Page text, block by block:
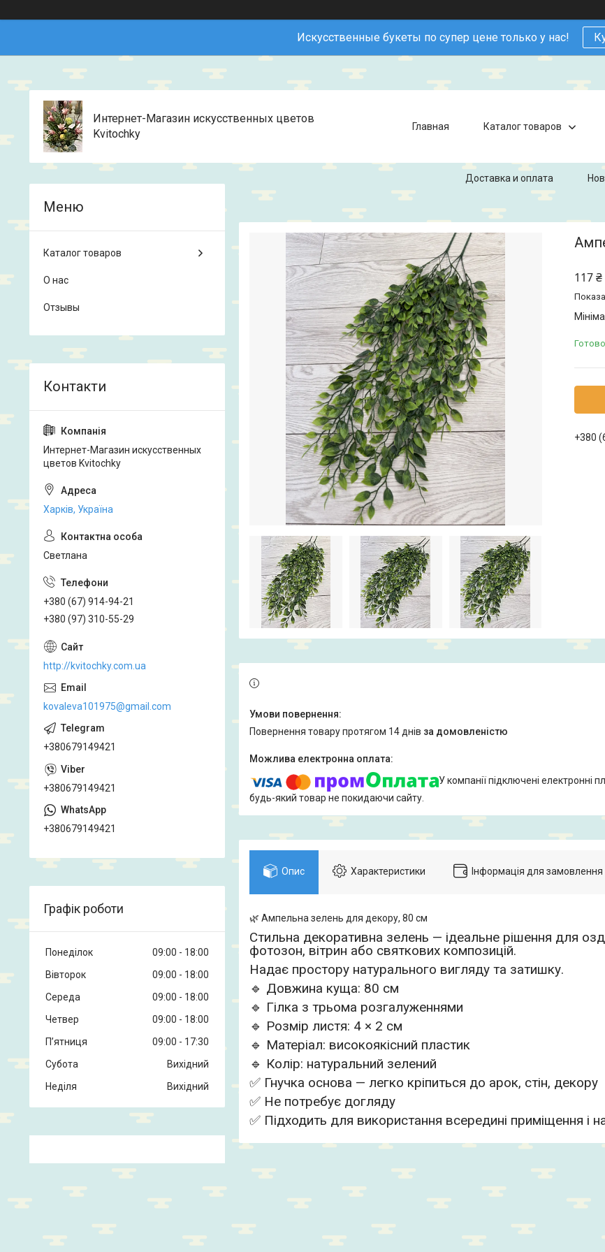
Искусственные букеты по супер цене только у нас!
Интернет-Магазин искусственных цветов
Kvitochky
Главная Каталог товаров
Доставка и оплата
117 ₴
+380
повернення товару протягом 14 днів за домовленістю
У компанії підключені електронні
будь-який товар не покидаючи сайту.
Опис Характеристики Інформація для замовлення
🌿 Ампельна зелень для декору, 80 см
Стильна декоративна зелень — ідеальне рішення для
фотозон, вітрин або святкових композицій.
Надає простору натурального вигляду та затишку.
🔹 Довжина куща: 80 см
🔹 Гілка з трьома розгалуженнями
🔹 Розмір листя: 4 × 2 см
🔹 Матеріал: високоякісний пластик
🔹 Колір: натуральний зелений
✅ Гнучка основа — легко кріпиться до арок, стін, декору
✅ Не потребує догляду
✅ Підходить для використання всередині приміщення і
Каталог товаров
О нас
Отзывы
Интернет-Магазин искусственных
цветов Kvitochky
Харків, Україна
Светлана
+380 (67) 914-94-21
+380 (97) 310-55-29
http://kvitochky.com.ua
kovaleva101975@gmail.com
+380679149421
+380679149421
+380679149421
Графік роботи
Понеділок 09:00
18:00
Вівторок
09:00
18:00
Середа
09:00
18:00
Четвер
09:00
18:00
Пʼятниця
09:00
17:30
Субота
Вихідний
Неділя
Вихідний